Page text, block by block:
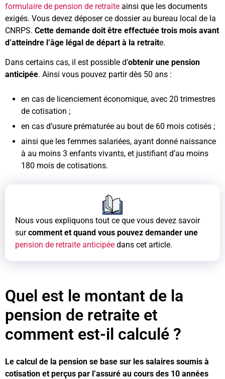
formulaire de pension de retraite ainsi que les documents
exigés. Vous devez déposer ce dossier au bureau local de la
CNRPS. Cette demande doit être effectuée trois mois avant
d’atteindre l’âge légal de départ à la retraite.
Dans certains cas, il est possible d’obtenir une pension
anticipée. Ainsi vous pouvez partir dès 50 ans :
en cas de licenciement économique, avec 20 trimestres
de cotisation ;
en cas d’usure prématurée au bout de 60 mois cotisés ;
ainsi que les femmes salariées, ayant donné naissance
à au moins 3 enfants vivants, et justifiant d’au moins
180 mois de cotisations.
Nous vous expliquons tout ce que vous devez savoir
surcomment et quand vous pouvez demander une
pension de retraite anticipée dans cet article.
Quel est le montant de la
pension de retraite et
comment est-il calculé ?
Le calcul de la pension se base sur les salaires soumis à
cotisation et perçus par l’assuré au cours des 10 années